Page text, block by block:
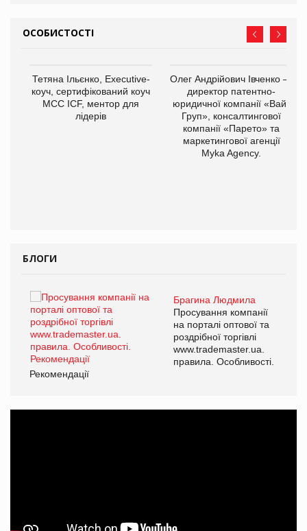
ОСОБИСТОСТІ
Тетяна Ільєнко, Executive-
коуч, сертифікований коуч
МСС ICF, ментор для
лідерів
Олег Андрійович Івченко —
директор патентно-
юридичної компанії «Вайз
Груп», консалтингової
компанії «Парето» та
маркетингової агенції
Myka Agency.
БЛОГИ
Брагина Людмила
Просування компанії
на порталі оптової та
роздрібної торгівлі
www.trademaster.ua.
правила. Особливості.
Рекомендації